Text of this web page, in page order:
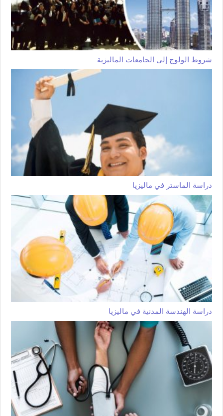
شروط الولوج إلى الجامعات الماليزية
دراسة الماستر في ماليزيا
دراسة الهندسة المدنية في ماليزيا